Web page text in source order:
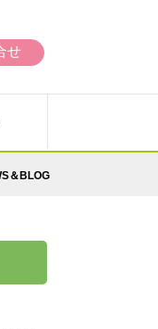
せ
＆BLOG